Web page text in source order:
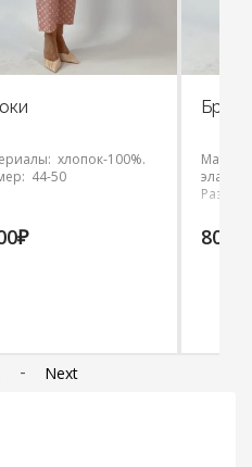
Материалы: шерсть, шёлк,
эластан
- Next